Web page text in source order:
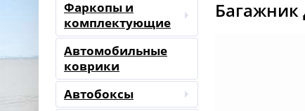
Фаркопы и
комплектующие
Автомобильные
коврики
Автобоксы
Багажник